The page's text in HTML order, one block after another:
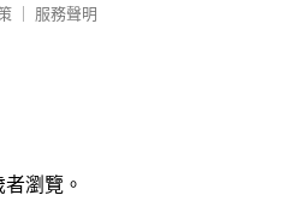
服務聲明
瀏覽。